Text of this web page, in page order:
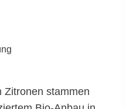
Zitronen stammen